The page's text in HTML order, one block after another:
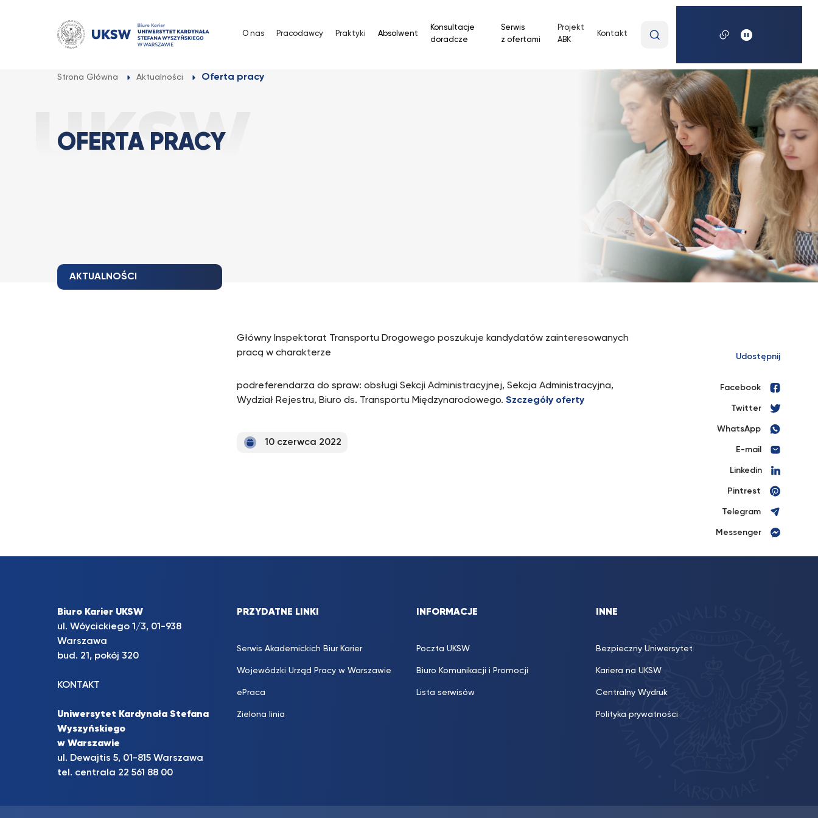
O nas Pracodawcy Praktyki Absolwent
Konsultacje
doradcze
Serwis
z ofertami
Projekt
ABK
Kontakt
wyszukiwaną
Strona Główna Aktualności Oferta pracy
OFERTA PRACY
AKTUALNOŚCI
Główny Inspektorat Transportu Drogowego poszukuje kandydatów zainteresowanych
pracą w charakterze
podreferendarza do spraw: obsługi Sekcji Administracyjnej, Sekcja Administracyjna,
Wydział Rejestru, Biuro ds. Transportu Międzynarodowego. Szczegóły oferty
10 czerwca 2022
Udostępnij
Facebook
Twitter
WhatsApp
E-mail
Linkedin
Pintrest
Telegram
Messenger
Biuro Karier UKSW
ul. Wóycickiego 1/3, 01-938
Warszawa
bud. 21, pokój 320
KONTAKT
Uniwersytet Kardynała Stefana
Wyszyńskiego
w Warszawie
ul. Dewajtis 5, 01-815 Warszawa
tel. centrala 22 561 88 00
PRZYDATNE LINKI
Serwis Akademickich Biur Karier
Wojewódzki Urząd Pracy w Warszawie
ePraca
Zielona linia
INFORMACJE
Poczta UKSW
Biuro Komunikacji i Promocji
Lista serwisów
INNE
Bezpieczny Uniwersytet
Kariera na UKSW
Centralny Wydruk
Polityka prywatności